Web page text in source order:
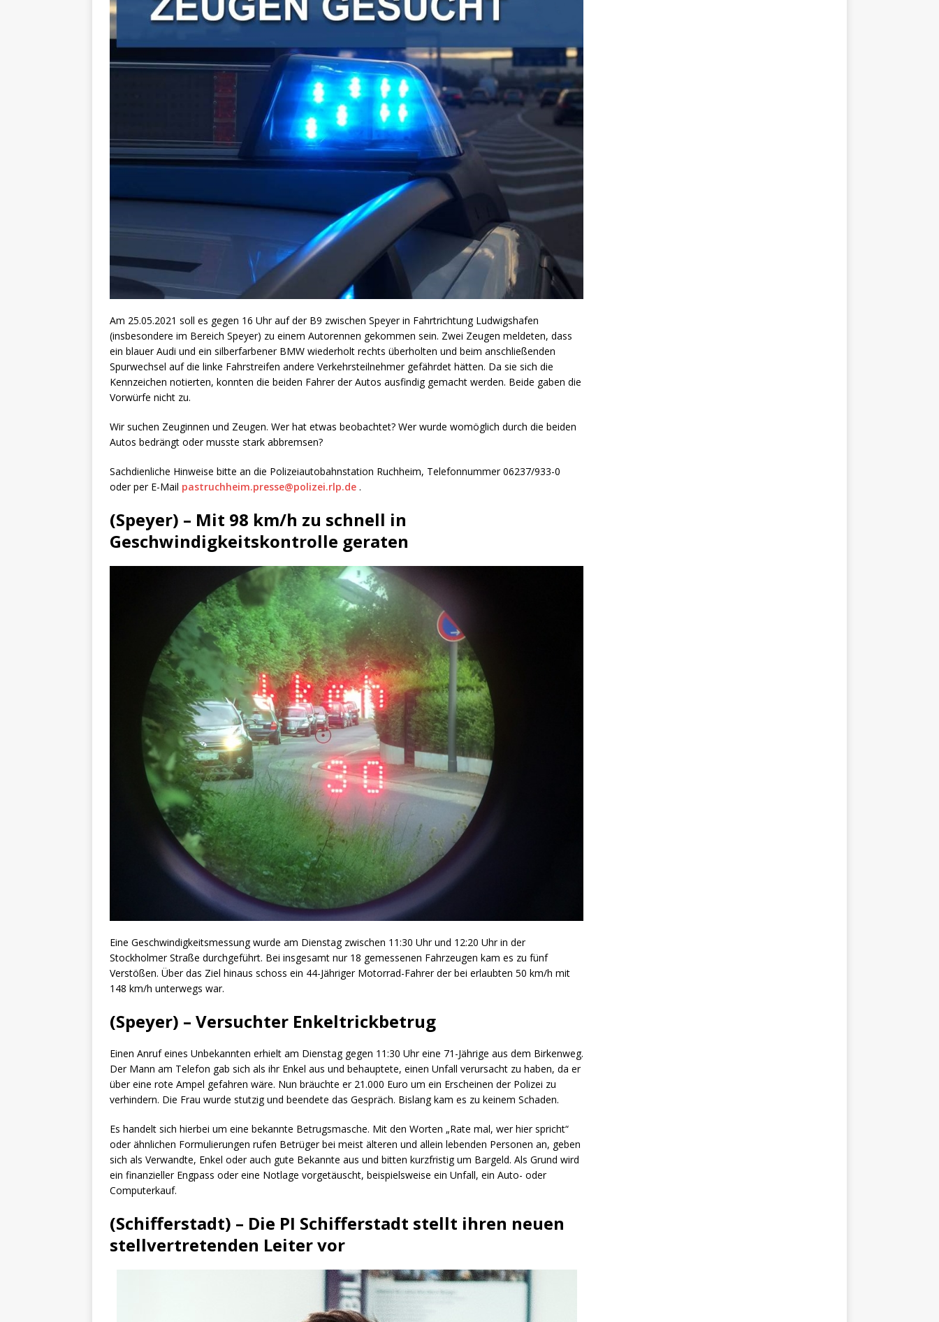
Am 25.05.2021 soll es gegen 16 Uhr auf der B9 zwischen Speyer in Fahrtrichtung Ludwigshafen
(insbesondere im Bereich Speyer) zu einem Autorennen gekommen sein. Zwei Zeugen meldeten, dass
ein blauer Audi und ein silberfarbener BMW wiederholt rechts überholten und beim anschließenden
Spurwechsel auf die linke Fahrstreifen andere Verkehrsteilnehmer gefährdet hätten. Da sie sich die
Kennzeichen notierten, konnten die beiden Fahrer der Autos ausfindig gemacht werden. Beide gaben die
Vorwürfe nicht zu.
Wir suchen Zeuginnen und Zeugen. Wer hat etwas beobachtet? Wer wurde womöglich durch die beiden
Autos bedrängt oder musste stark abbremsen?
Sachdienliche Hinweise bitte an die Polizeiautobahnstation Ruchheim, Telefonnummer 06237/933-0
oder per E-Mail pastruchheim.presse@polizei.rlp.de .
(Speyer) – Mit 98 km/h zu schnell in
Geschwindigkeitskontrolle geraten
Eine Geschwindigkeitsmessung wurde am Dienstag zwischen 11:30 Uhr und 12:20 Uhr in der
Stockholmer Straße durchgeführt. Bei insgesamt nur 18 gemessenen Fahrzeugen kam es zu fünf
Verstößen. Über das Ziel hinaus schoss ein 44-Jähriger Motorrad-Fahrer der bei erlaubten 50 km/h mit
148 km/h unterwegs war.
(Speyer) – Versuchter Enkeltrickbetrug
Einen Anruf eines Unbekannten erhielt am Dienstag gegen 11:30 Uhr eine 71-Jährige aus dem Birkenweg.
Der Mann am Telefon gab sich als ihr Enkel aus und behauptete, einen Unfall verursacht zu haben, da er
über eine rote Ampel gefahren wäre. Nun bräuchte er 21.000 Euro um ein Erscheinen der Polizei zu
verhindern. Die Frau wurde stutzig und beendete das Gespräch. Bislang kam es zu keinem Schaden.
Es handelt sich hierbei um eine bekannte Betrugsmasche. Mit den Worten „Rate mal, wer hier spricht“
oder ähnlichen Formulierungen rufen Betrüger bei meist älteren und allein lebenden Personen an, geben
sich als Verwandte, Enkel oder auch gute Bekannte aus und bitten kurzfristig um Bargeld. Als Grund wird
ein finanzieller Engpass oder eine Notlage vorgetäuscht, beispielsweise ein Unfall, ein Auto- oder
Computerkauf.
(Schifferstadt) – Die PI Schifferstadt stellt ihren neuen
stellvertretenden Leiter vor